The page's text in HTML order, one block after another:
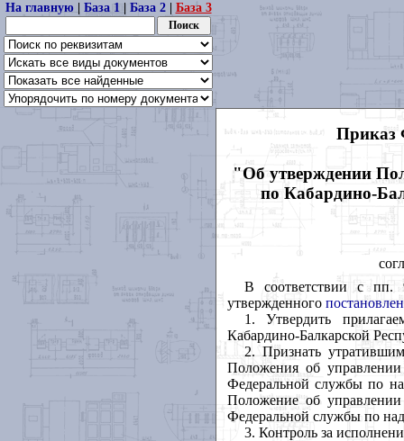
На главную| База 1| База 2| База 3
Приказ
"Об утверждении
по Кабардино-
В соответствии с пп.
утвержденного
1. Утвердить
Кабардино-Балкарской
2. Признать
Положения об управлении
Федеральной службы по
Положение об управлении
Федеральной службы по
3. Контроль за